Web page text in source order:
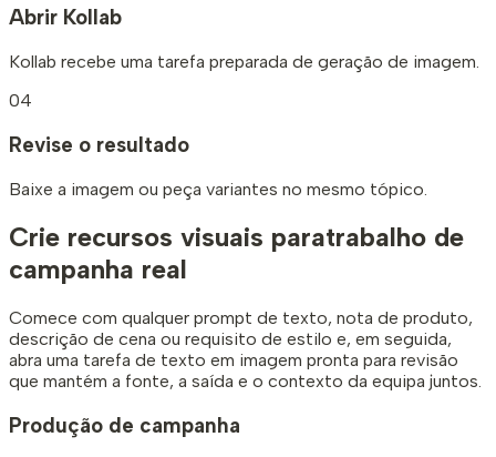
Abrir Kollab
Kollab recebe uma tarefa preparada de geração de imagem.
04
Revise o resultado
Baixe a imagem ou peça variantes no mesmo tópico.
Crie recursos visuais paratrabalho de
campanha real
Comece com qualquer prompt de texto, nota de produto,
descrição de cena ou requisito de estilo e, em seguida,
abra uma tarefa de texto em imagem pronta para revisão
que mantém a fonte, a saída e o contexto da equipa juntos.
Produção de campanha